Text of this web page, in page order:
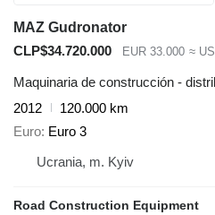
MAZ Gudronator
CLP$34.720.000
EUR 33.000 ≈
Maquinaria de construcción -
2012
120.000 km
Euro Euro 3
Ucrania, m. Kyiv
Road Construction Equipment